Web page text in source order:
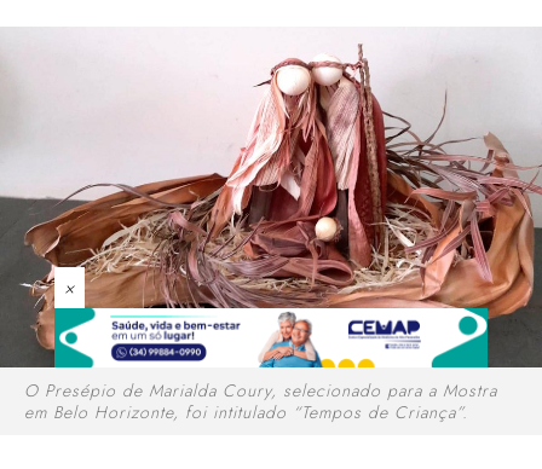
×
O Presépio de Marialda Coury, selecionado para a Mostra
em Belo Horizonte, foi intitulado “Tempos de Criança”.